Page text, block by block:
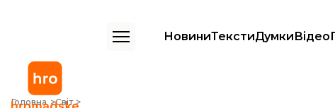
НовиниТекстиДумкиВідео
Головна Світ
Президент США відклав масову депортацію мігрантів із країни